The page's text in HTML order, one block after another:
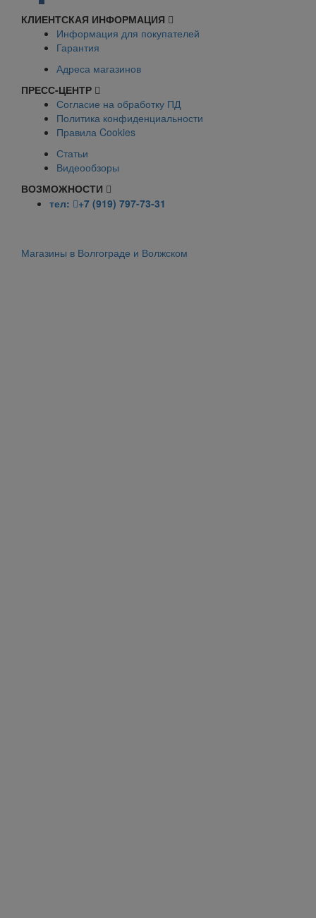
КЛИЕНТСКАЯ ИНФОРМАЦИЯ
Информация для покупателей
Гарантия
Адреса магазинов
ПРЕСС-ЦЕНТР
Согласие на обработку ПД
Политика конфиденциальности
Правила Cookies
Статьи
Видеообзоры
ВОЗМОЖНОСТИ
тел:
+7 (919) 797-73-31
Магазины в Волгограде и Волжском